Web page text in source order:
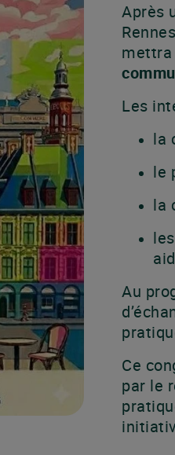
Après
mettra
Les
la
le
la
Au
Ce
par le